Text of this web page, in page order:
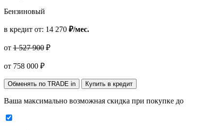
Бензиновый
в кредит от: 14 270 ₽/мес.
от 1 527 900 ₽
от 758 000 ₽
Обменять по TRADE in Купить в кредит
Ваша максимально возможная скидка при покупке до